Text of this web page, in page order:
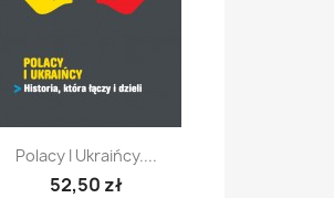
Polacy I Ukraińcy....
52,50 zł